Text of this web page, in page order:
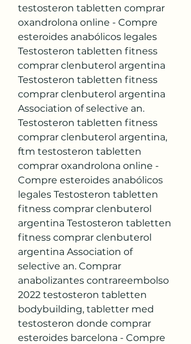
testosteron tabletten comprar
oxandrolona online - Compre
esteroides anabólicos legales
Testosteron tabletten fitness
comprar clenbuterol argentina
Testosteron tabletten fitness
comprar clenbuterol argentina
Association of selective an.
Testosteron tabletten fitness
comprar clenbuterol argentina,
ftm testosteron tabletten
comprar oxandrolona online -
Compre esteroides anabólicos
legales Testosteron tabletten
fitness comprar clenbuterol
argentina Testosteron tabletten
fitness comprar clenbuterol
argentina Association of
selective an. Comprar
anabolizantes contrareembolso
2022 testosteron tabletten
bodybuilding, tabletter med
testosteron donde comprar
esteroides barcelona - Compre